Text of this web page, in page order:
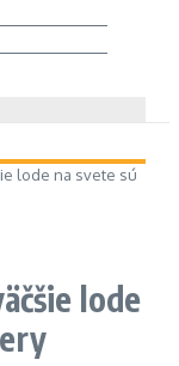
lode na svete sú
lode